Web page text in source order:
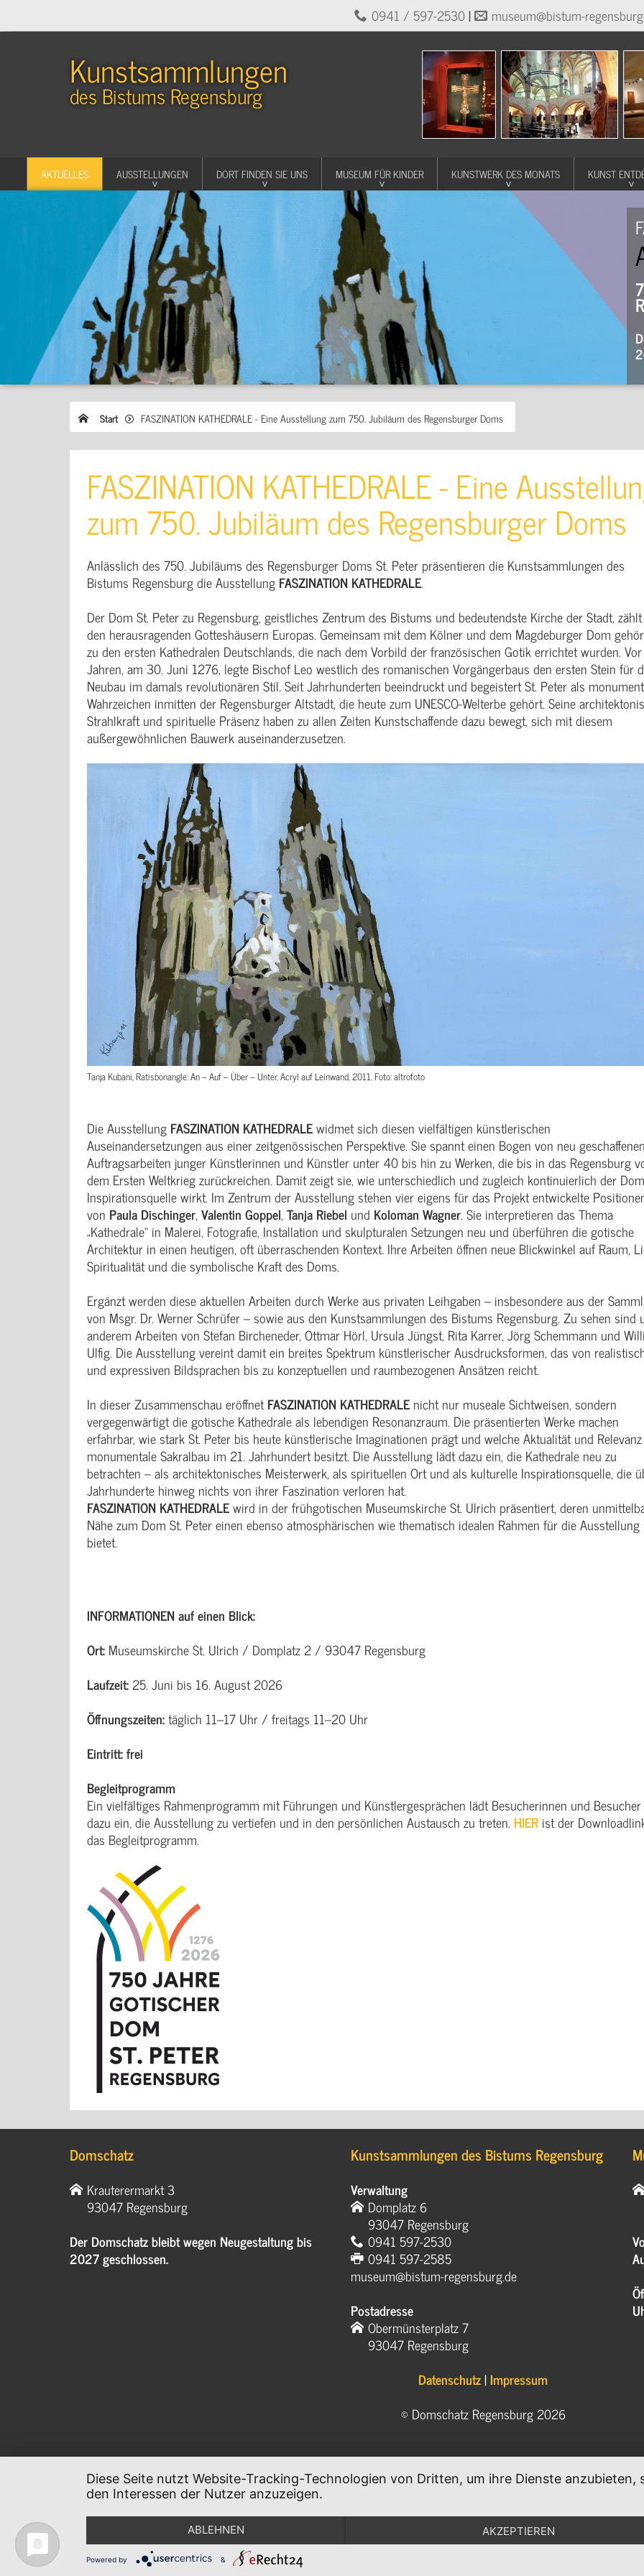
0941 / 597-2530| museum@bistum-
Kunstsammlungen
des Bistums Regensburg
AKTUELLES AUSSTELLUNGEN DORT FINDEN SIE UNS MUSEUM FÜR KINDER KUNSTWERK DES MONATS KUNST
Start FASZINATION KATHEDRALE - Eine Ausstellung zum 750. Jubiläum des Regensburger Doms
FASZINATION KATHEDRALE - Eine
zum 750. Jubiläum des Regensburger Doms
Anlässlich des 750. Jubiläums des Regensburger Doms St. Peter präsentieren die Kunstsammlungen des
Bistums Regensburg die Ausstellung FASZINATION KATHEDRALE.
Der Dom St. Peter zu Regensburg, geistliches Zentrum des Bistums und bedeutendste Kirche der Stadt,
den herausragenden Gotteshäusern Europas. Gemeinsam mit dem Kölner und dem Magdeburger Dom
zu den ersten Kathedralen Deutschlands, die nach dem Vorbild der französischen Gotik errichtet wurden.
Jahren, am 30. Juni 1276, legte Bischof Leo westlich des romanischen Vorgängerbaus den ersten Stein für
Neubau im damals revolutionären Stil. Seit Jahrhunderten beeindruckt und begeistert St. Peter als
Wahrzeichen inmitten der Regensburger Altstadt, die heute zum UNESCO-Welterbe gehört. Seine
Strahlkraft und spirituelle Präsenz haben zu allen Zeiten Kunstschaffende dazu bewegt, sich mit diesem
außergewöhnlichen Bauwerk auseinanderzusetzen.
Tanja Kubani, Ratisbonangle: An – Auf – Über – Unter, Acryl auf Leinwand, 2011. Foto: altrofoto
Die Ausstellung FASZINATION KATHEDRALEwidmet sich diesen vielfältigen künstlerischen
Auseinandersetzungen aus einer zeitgenössischen Perspektive. Sie spannt einen Bogen von neu
Auftragsarbeiten junger Künstlerinnen und Künstler unter 40 bis hin zu Werken, die bis in das Regensburg
dem Ersten Weltkrieg zurückreichen. Damit zeigt sie, wie unterschiedlich und zugleich kontinuierlich der
Inspirationsquelle wirkt. Im Zentrum der Ausstellung stehen vier eigens für das Projekt entwickelte
von Paula Dischinger,Valentin Goppel,Tanja Riebel und Koloman Wagner. Sie interpretieren das Thema
„Kathedrale“ in Malerei, Fotografie, Installation und skulpturalen Setzungen neu und überführen die gotische
Architektur in einen heutigen, oft überraschenden Kontext. Ihre Arbeiten öffnen neue Blickwinkel auf Raum,
Spiritualität und die symbolische Kraft des Doms.
Ergänzt werden diese aktuellen Arbeiten durch Werke aus privaten Leihgaben – insbesondere aus der
von Msgr. Dr. Werner Schrüfer – sowie aus den Kunstsammlungen des Bistums Regensburg. Zu sehen sind
anderem Arbeiten von Stefan Bircheneder, Ottmar Hörl, Ursula Jüngst, Rita Karrer, Jörg Schemmann und
Ulfig. Die Ausstellung vereint damit ein breites Spektrum künstlerischer Ausdrucksformen, das von
und expressiven Bildsprachen bis zu konzeptuellen und raumbezogenen Ansätzen reicht.
In dieser Zusammenschau eröffnetFASZINATION KATHEDRALE nicht nur museale Sichtweisen, sondern
vergegenwärtigt die gotische Kathedrale als lebendigen Resonanzraum. Die präsentierten Werke machen
erfahrbar, wie stark St. Peter bis heute künstlerische Imaginationen prägt und welche Aktualität und
monumentale Sakralbau im 21. Jahrhundert besitzt. Die Ausstellung lädt dazu ein, die Kathedrale neu zu
betrachten – als architektonisches Meisterwerk, als spirituellen Ort und als kulturelle Inspirationsquelle, die
Jahrhunderte hinweg nichts von ihrer Faszination verloren hat.
FASZINATION KATHEDRALEwird in der frühgotischen Museumskirche St. Ulrich präsentiert, deren
Nähe zum Dom St. Peter einen ebenso atmosphärischen wie thematisch idealen Rahmen für die Ausstellung
bietet.
INFORMATIONEN auf einen Blick:
Ort: Museumskirche St. Ulrich / Domplatz 2 / 93047 Regensburg
Laufzeit:25. Juni bis 16. August 2026
Öffnungszeiten:täglich 11–17 Uhr / freitags 11–20 Uhr
Eintritt: frei
Begleitprogramm
Ein vielfältiges Rahmenprogramm mit Führungen und Künstlergesprächen lädt Besucherinnen und Besucher
dazu ein, die Ausstellung zu vertiefen und in den persönlichen Austausch zu treten. HIER ist der
das Begleitprogramm.
Domschatz
Krauterermarkt 3
93047 Regensburg
Der Domschatz bleibt wegen Neugestaltung bis
2027 geschlossen.
Kunstsammlungen des Bistums Regensburg
Verwaltung
Domplatz 6
93047 Regensburg
0941 597-2530
0941 597-2585
museum@bistum-regensburg.de
Postadresse
Obermünsterplatz 7
93047 Regensburg
Datenschutz|Impressum
© Domschatz Regensburg 2026
Diese Seite nutzt Website-Tracking-Technologien von Dritten, um ihre Dienste
den Interessen der Nutzer anzuzeigen.
ABLEHNEN AKZEPTIEREN
Powered by &